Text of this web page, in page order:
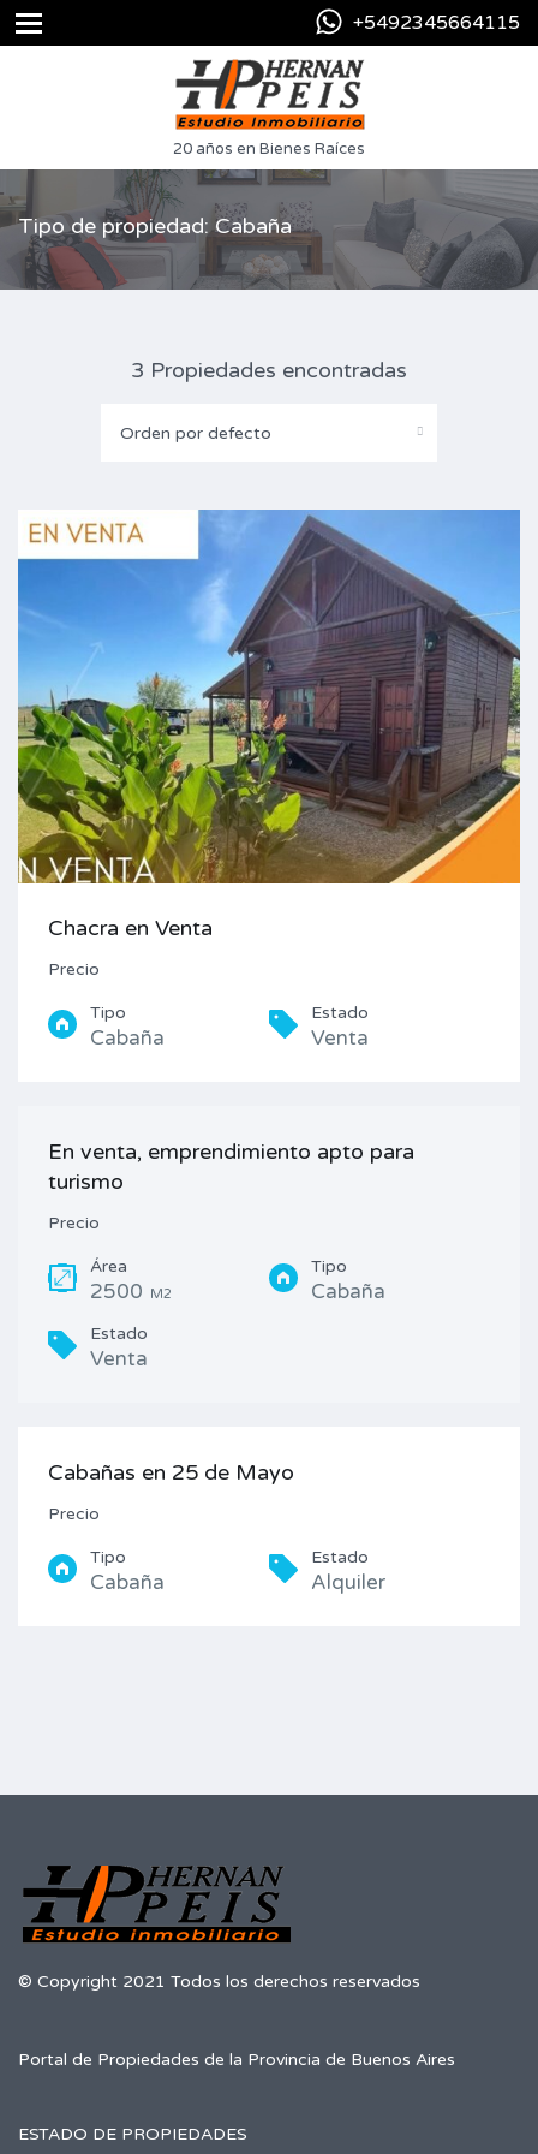
+5492345664115
20 años en Bienes Raíces
Tipo de propiedad: Cabaña
3 Propiedades encontradas
Orden por defecto
Chacra en Venta
Precio
Tipo
Cabaña
Estado
Venta
En venta, emprendimiento apto para
turismo
Precio
Área
2500 M2
Tipo
Cabaña
Estado
Venta
Cabañas en 25 de Mayo
Precio
Tipo
Cabaña
Estado
Alquiler
© Copyright 2021 Todos los derechos reservados
Portal de Propiedades de la Provincia de Buenos Aires
ESTADO DE PROPIEDADES